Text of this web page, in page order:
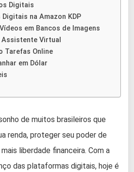
Digitais
na Amazon KDP
em Bancos de Imagens
Virtual
Tarefas Online
em Dólar
de muitos brasileiros que
renda, proteger seu poder de
liberdade financeira. Com a
das plataformas digitais, hoje é